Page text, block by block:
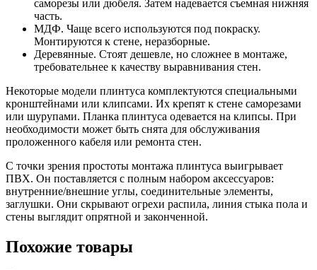
саморезы или дюбеля. Затем надевается съемная нижняя
часть.
МДФ. Чаще всего используются под покраску.
Монтируются к стене, неразборные.
Деревянные. Стоят дешевле, но сложнее в монтаже,
требовательнее к качеству выравнивания стен.
Некоторые модели плинтуса комплектуются специальными
кронштейнами или клипсами. Их крепят к стене саморезами
или шурупами. Планка плинтуса одевается на клипсы. При
необходимости может быть снята для обслуживания
проложенного кабеля или ремонта стен.
С точки зрения простоты монтажа плинтуса выигрывает
ПВХ. Он поставляется с полным набором аксессуаров:
внутренние/внешние углы, соединительные элементы,
заглушки. Они скрывают огрехи распила, линия стыка пола и
стены выглядит опрятной и законченной.
Похожие товары